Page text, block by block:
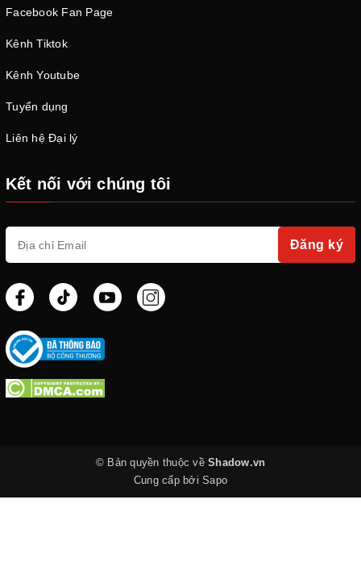
Facebook Fan Page
Kênh Tiktok
Kênh Youtube
Tuyển dụng
Liên hệ Đại lý
Kết nối với chúng tôi
Đăng ký
© Bản quyền thuộc về Shadow.vn
Cung cấp bởiSapo